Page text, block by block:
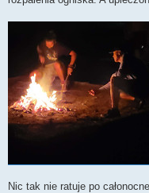
Nic tak nie ratuje po